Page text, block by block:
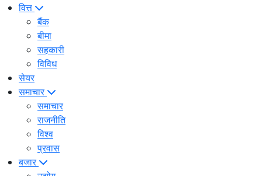
वित्त
बैंक
बीमा
सहकारी
विविध
सेयर
समाचार
समाचार
राजनीति
विश्व
प्रवास
बजार